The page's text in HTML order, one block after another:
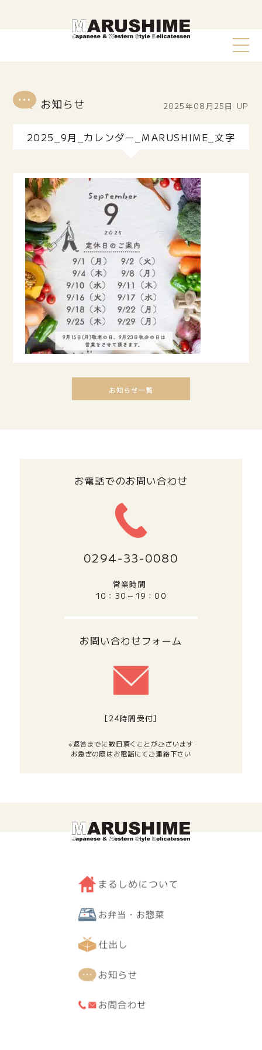
2025年08月25日 UP
2025_9月_カレンダー_MARUSHIME_文字
お電話でのお問い合わせ
0294‐33‐0080
営業時間
10：30～19：00
お問い合わせフォーム
[24時間受付]
※返答までに数日頂くことがございます
お急ぎの際はお電話にてご連絡下さい